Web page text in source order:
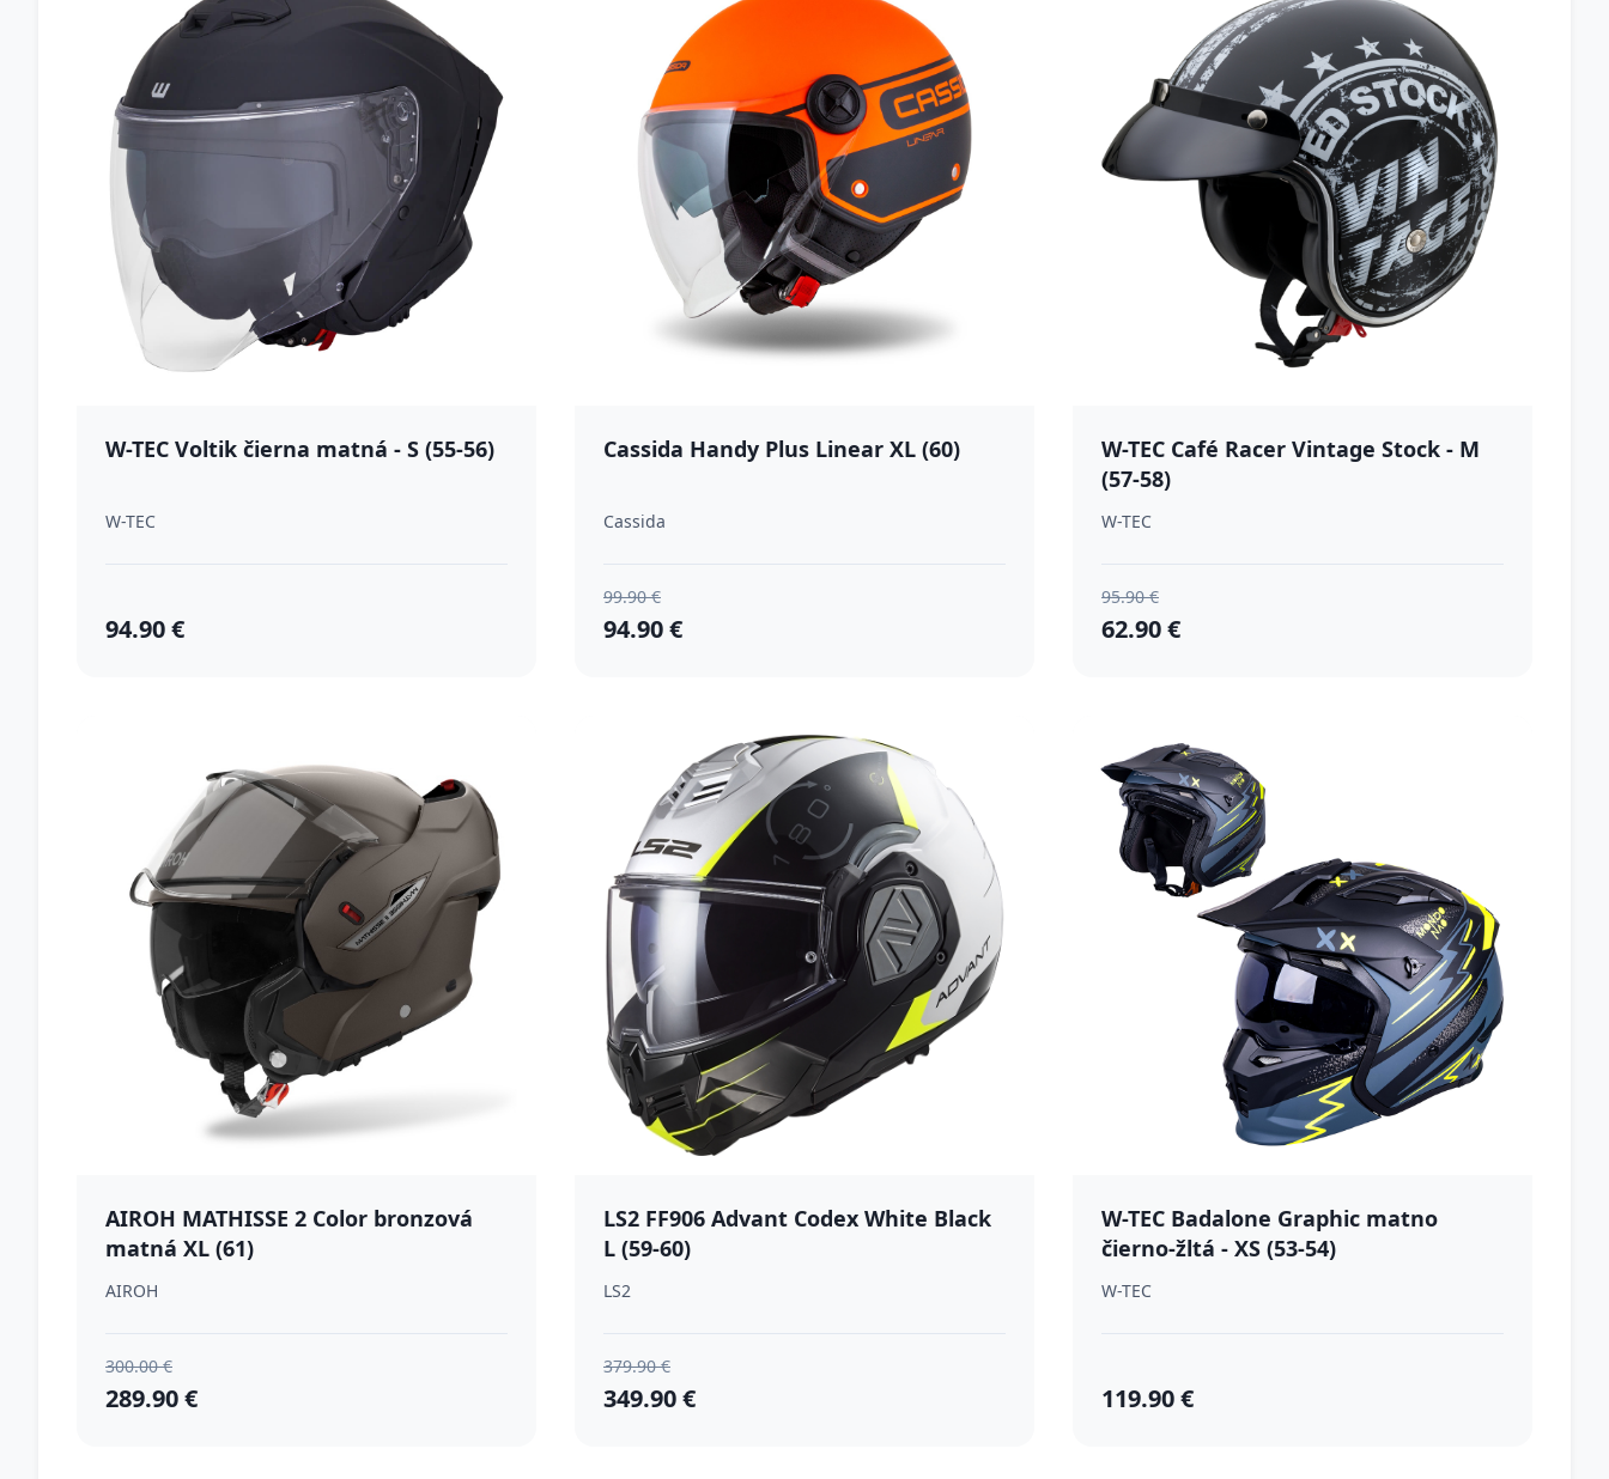
W-TEC Voltik čierna matná - S (55-56)
W-TEC
94.90 €
Cassida Handy Plus Linear XL (60)
Cassida
99.90 €
94.90 €
W-TEC Café Racer Vintage Stock - M
(57-58)
W-TEC
95.90 €
62.90 €
AIROH MATHISSE 2 Color bronzová
matná XL (61)
AIROH
300.00 €
289.90 €
LS2 FF906 Advant Codex White Black
L (59-60)
LS2
379.90 €
349.90 €
W-TEC Badalone Graphic matno
čierno-žltá - XS (53-54)
W-TEC
119.90 €